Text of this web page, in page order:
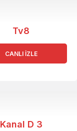
Tv8
CANLI İZLE
Kanal D 3